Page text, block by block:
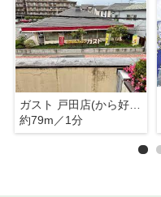
ガスト 戸田店(から好し取扱店)
約79m／1分